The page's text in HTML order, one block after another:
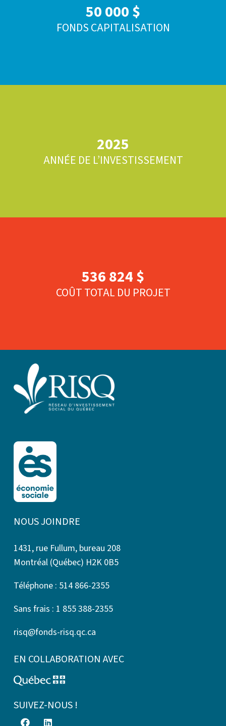
50 000 $
FONDS CAPITALISATION
2025
ANNÉE DE L’INVESTISSEMENT
536 824 $
COÛT TOTAL DU PROJET
NOUS JOINDRE
1431, rue Fullum, bureau 208
Montréal (Québec) H2K 0B5
Téléphone : 514 866-2355
Sans frais : 1 855 388-2355
risq@fonds-risq.qc.ca
EN COLLABORATION AVEC
SUIVEZ-NOUS !